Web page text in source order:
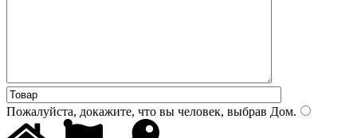
Пожалуйста, докажите, что вы человек, выбрав Дом.